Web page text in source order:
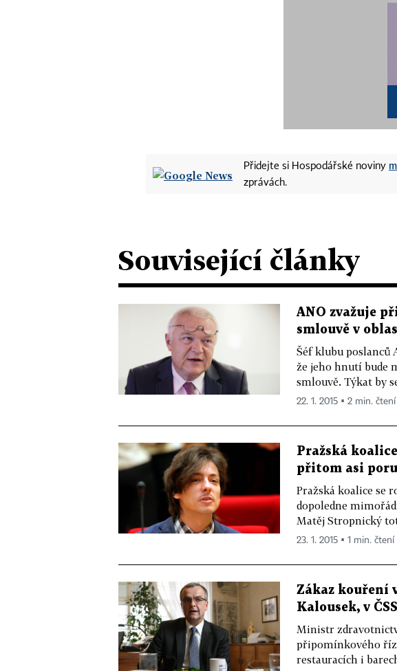
Přidejte si Hospodářské noviny
zprávách.
Související články
ANO zvažuje
smlouvě v
Šéf klubu poslanců
že jeho hnutí bude
smlouvě. Týkat by
22. 1. 2015 ▪ 2 min. čtení
Pražská
přitom asi
Pražská koalice se
dopoledne
Matěj Stropnický
23. 1. 2015 ▪ 1 min. čtení
Zákaz kouření
Kalousek, v
Ministr
připomínkového
restauracích i